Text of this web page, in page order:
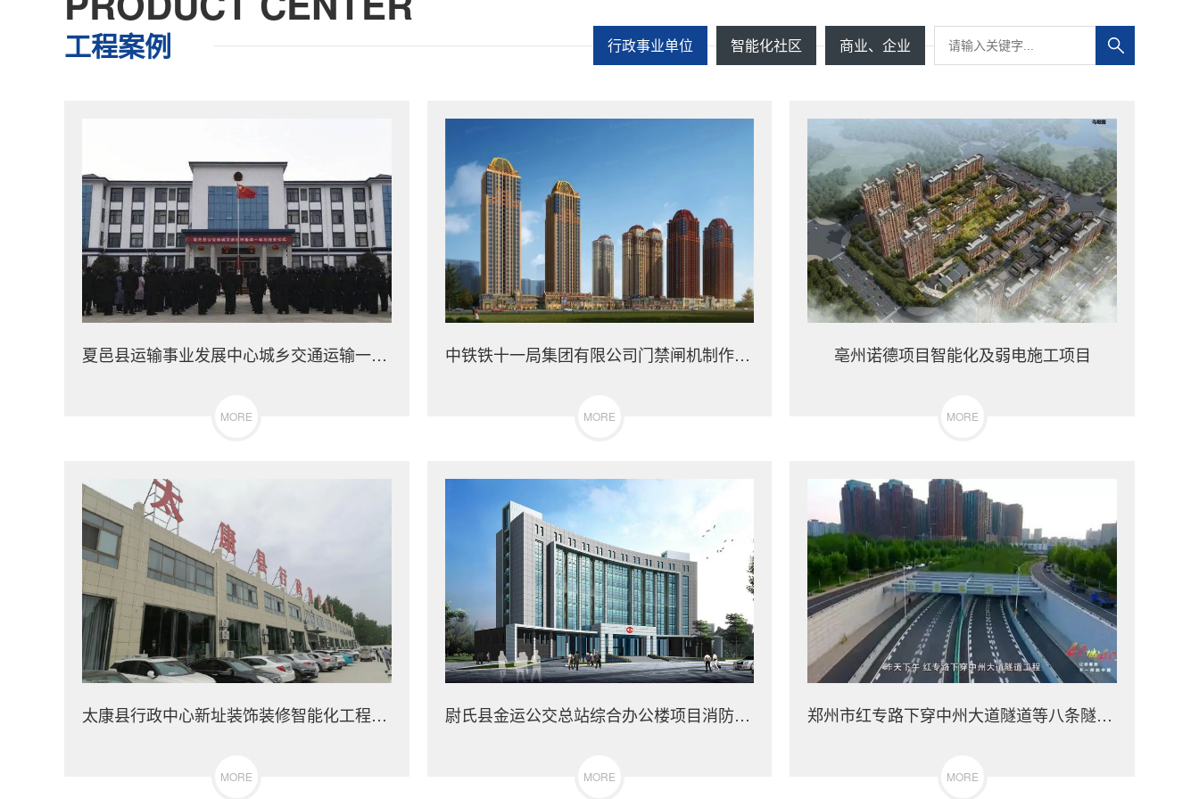
工程案例 行政事业单位 智能化社区 商业、企业
夏邑县运输事业发展中心城乡交通运输一体化示范县采购项目
MORE
中铁铁十一局集团有限公司门禁闸机制作安装工程
MORE
亳州诺德项目智能化及弱电施工项目
MORE
太康县行政中心新址装饰装修智能化工程项目
MORE
尉氏县金运公交总站综合办公楼项目消防专业分包工程
MORE
郑州市红专路下穿中州大道隧道等八条隧道排水防涝提升改造工程
MORE